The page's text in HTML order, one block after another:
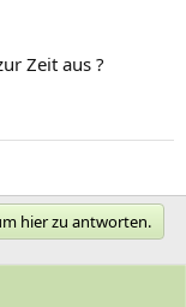
Zeit aus ?
hier zu antworten.